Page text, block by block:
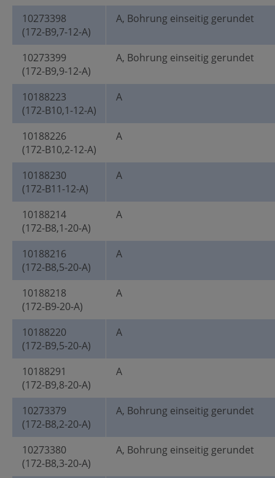
10273398
(172-B9,7-12-A)
A, Bohrung einseitig gerundet
10273399
(172-B9,9-12-A)
A, Bohrung einseitig gerundet
10188223
(172-B10,1-12-A)
A
10188226
(172-B10,2-12-A)
A
10188230
(172-B11-12-A)
A
10188214
(172-B8,1-20-A)
A
10188216
(172-B8,5-20-A)
A
10188218
(172-B9-20-A)
A
10188220
(172-B9,5-20-A)
A
10188291
(172-B9,8-20-A)
A
10273379
(172-B8,2-20-A)
A, Bohrung einseitig gerundet
10273380
(172-B8,3-20-A)
A, Bohrung einseitig gerundet